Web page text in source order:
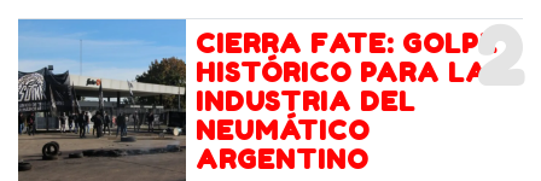
2
CIERRA FATE: GOLPE
HISTÓRICO PARA LA
INDUSTRIA DEL
NEUMÁTICO
ARGENTINO